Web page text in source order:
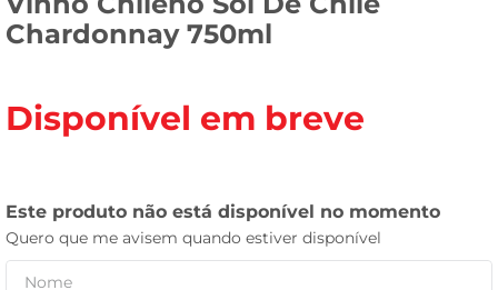
Chardonnay 750ml
Disponível em breve
café
cerveja
vinho
leite pó